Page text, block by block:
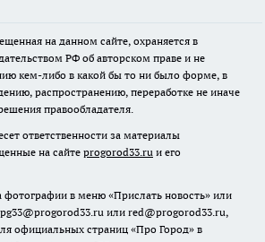
на данном сайте, охраняется в
РФ об авторском праве и не
кем-либо в какой бы то ни было форме, в
распространению, переработке не иначе
правообладателя.
ответственности за материалы
на сайте progorod33.ru и его
фотографии в меню «Прислать новость» или
или red@progorod33.ru,
официальных страниц «Про Город» в